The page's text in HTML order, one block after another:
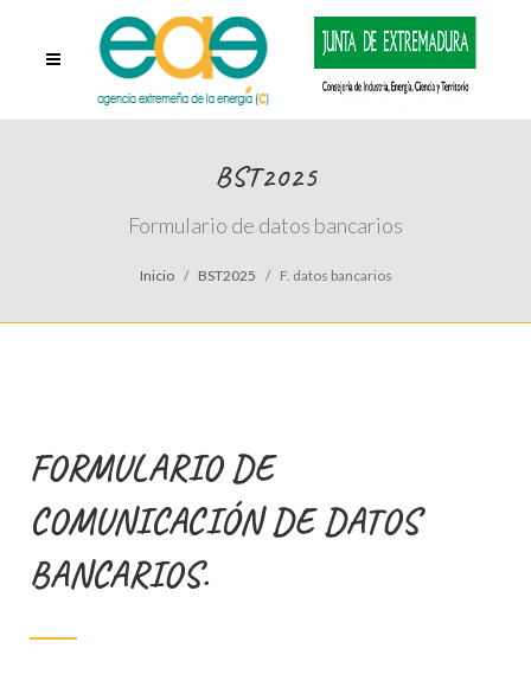
BST2025
Formulario de datos bancarios
Inicio BST2025 F. datos bancarios
FORMULARIO DE
COMUNICACIÓN DE DATOS
BANCARIOS.